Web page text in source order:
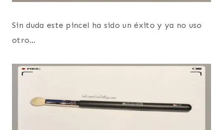
Sin duda este pincel ha sido un éxito y ya no uso
otro…